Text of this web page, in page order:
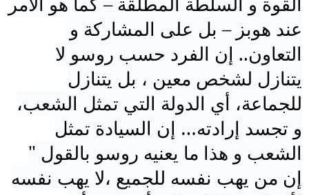
عند هوبز – بل على المشاركة و
التعاون.. إن الفرد حسب روسو لا
يتنازل لشخص معين ، بل يتنازل
للجماعة، أي الدولة التي تمثل الشعب،
و تجسد إرادته… إن السيادة تمثل
الشعب و هذا ما يعنيه روسو بالقول "
إن من يهب نفسه للجميع ،لا يهب نفسه